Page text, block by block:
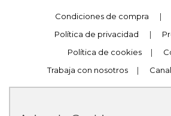
Condiciones de compra |
Política de privacidad
|
Política de cookies
|
Trabaja con nosotros
|